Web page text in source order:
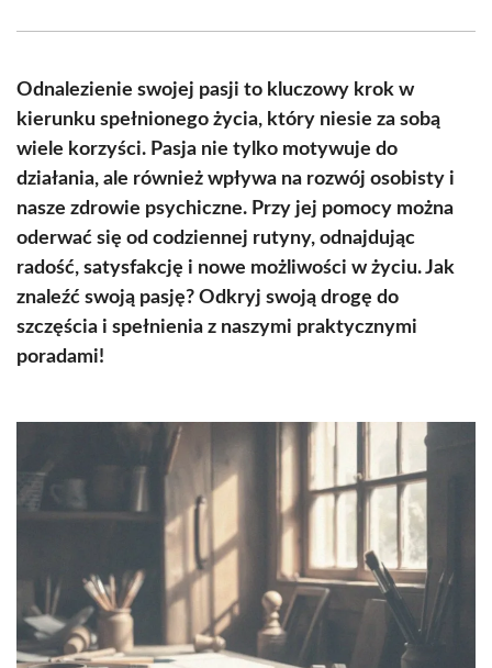
(Twitter)
Odnalezienie swojej pasji to kluczowy krok w
kierunku spełnionego życia, który niesie za sobą
wiele korzyści. Pasja nie tylko motywuje do
działania, ale również wpływa na rozwój osobisty i
nasze zdrowie psychiczne. Przy jej pomocy można
oderwać się od codziennej rutyny, odnajdując
radość, satysfakcję i nowe możliwości w życiu. Jak
znaleźć swoją pasję? Odkryj swoją drogę do
szczęścia i spełnienia z naszymi praktycznymi
poradami!